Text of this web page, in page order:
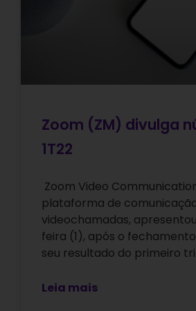
Zoom (ZM) divulga
1T22
Zoom Video
plataforma de comunicação
videochamadas,
feira (1), após o fechamento
seu resultado do primeiro
Leia mais